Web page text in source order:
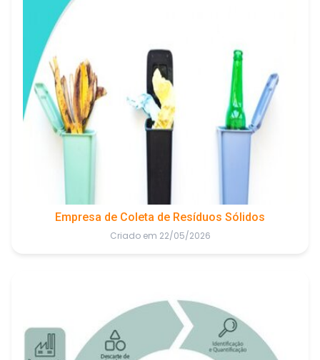
Empresa de Coleta de Resíduos Sólidos
Criado em 22/05/2026